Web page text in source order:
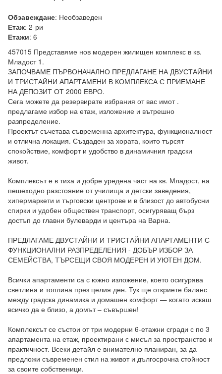
Обзавеждане: Необзаведен
Етаж: 2-ри
Етажи: 6
457015 Представяме нов модерен жилищен комплекс в кв.
Младост 1.
ЗАПОЧВАМЕ ПЪРВОНАЧАЛНО ПРЕДЛАГАНЕ НА ДВУСТАЙНИ
И ТРИСТАЙНИ АПАРТАМЕНИ В КОМПЛЕКСА С ПРИЕМАНЕ
НА ДЕПОЗИТ ОТ 2000 ЕВРО.
Сега можете да резервирате избрания от вас имот .
предлагаме избор на етаж, изложение и вътрешно
разпределение.
Проектът съчетава съвременна архитектура, функционалност
и отлична локация. Създаден за хората, които търсят
спокойствие, комфорт и удобство в динамичния градски
живот.
Комплексът е в тиха и добре уредена част на кв. Младост, на
пешеходно разстояние от училища и детски заведения,
хипермаркети и търговски центрове и в близост до автобусни
спирки и удобен обществен транспорт, осигуряващ бърз
достъп до главни булеварди и центъра на Варна.
ПРЕДЛАГАМЕ ДВУСТАЙНИ И ТРИСТАЙНИ АПАРТАМЕНТИ С
ФУНКЦИОНАЛНИ РАЗПРЕДЕЛЕНИЯ - ДОБЪР ИЗБОР ЗА
СЕМЕЙСТВА, ТЪРСЕЩИ СВОЯ МОДЕРЕН И УЮТЕН ДОМ.
Всички апартаменти са с южно изложение, което осигурява
светлина и топлина през целия ден. Тук ще откриете баланс
между градска динамика и домашен комфорт — когато искаш
всичко да е близо, а домът – съвършен!
Комплексът се състои от три модерни 6-етажни сгради с по 3
апартамента на етаж, проектирани с мисъл за пространство и
практичност. Всеки детайл е внимателно планиран, за да
предложи съвременен стил на живот и дългосрочна стойност
за своите собственици.